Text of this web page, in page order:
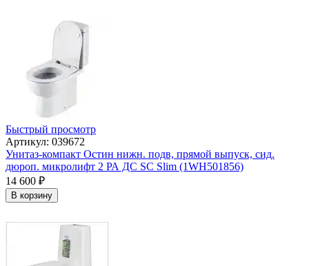
Быстрый просмотр
Артикул: 039672
Унитаз-компакт Остин нижн. подв, прямой выпуск, сид.
дюроп. микролифт 2 РА ДС SC Slim (1WH501856)
14 600 ₽
В корзину